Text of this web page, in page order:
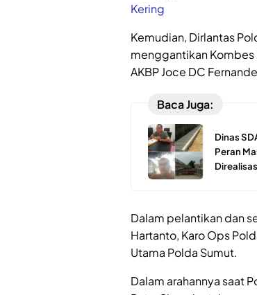
Kering
Kemudian, Dirlantas
menggantikan Kombes
AKBP Joce DC
Baca Juga:
Dinas
Peran
Dalam pelantikan dan
Hartanto, Karo Ops
Utama Polda Sumut.
Dalam arahannya saat